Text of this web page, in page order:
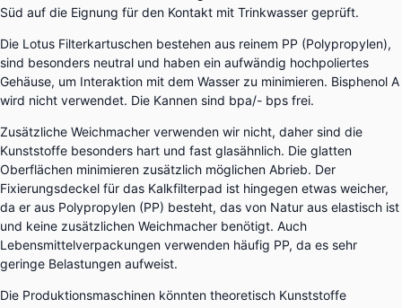
Süd auf die Eignung für den Kontakt mit Trinkwasser geprüft.
Die Lotus Filterkartuschen bestehen aus reinem PP (Polypropylen),
sind besonders neutral und haben ein aufwändig hochpoliertes
Gehäuse, um Interaktion mit dem Wasser zu minimieren. Bisphenol A
wird nicht verwendet. Die Kannen sind bpa/- bps frei.
Zusätzliche Weichmacher verwenden wir nicht, daher sind die
Kunststoffe besonders hart und fast glasähnlich. Die glatten
Oberflächen minimieren zusätzlich möglichen Abrieb. Der
Fixierungsdeckel für das Kalkfilterpad ist hingegen etwas weicher,
da er aus Polypropylen (PP) besteht, das von Natur aus elastisch ist
und keine zusätzlichen Weichmacher benötigt. Auch
Lebensmittelverpackungen verwenden häufig PP, da es sehr
geringe Belastungen aufweist.
Die Produktionsmaschinen könnten theoretisch Kunststoffe